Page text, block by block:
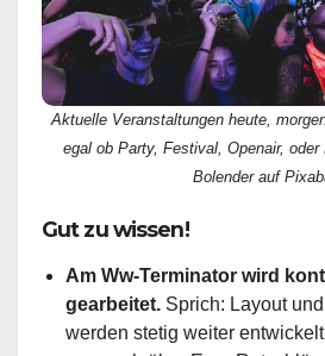
Aktuelle Veranstaltungen heute,
egal ob Party, Festival, Openair,
Bolender auf
Gut zu wissen!
Am Ww-Terminator wird
gearbeitet. Sprich: Layout
werden stetig weiter